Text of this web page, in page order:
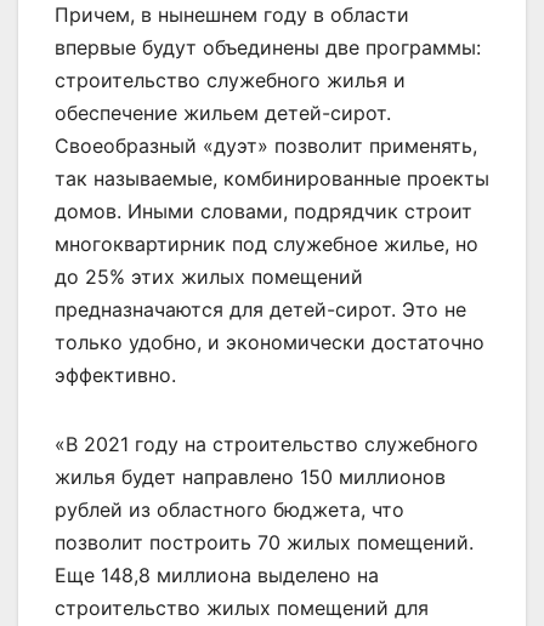
Причем, в нынешнем году в области
впервые будут объединены две программы:
строительство служебного жилья и
обеспечение жильем детей-сирот.
Своеобразный «дуэт» позволит применять,
так называемые, комбинированные проекты
домов. Иными словами, подрядчик строит
многоквартирник под служебное жилье, но
до 25% этих жилых помещений
предназначаются для детей-сирот. Это не
только удобно, и экономически достаточно
эффективно.
«В 2021 году на строительство служебного
жилья будет направлено 150 миллионов
рублей из областного бюджета, что
позволит построить 70 жилых помещений.
Еще 148,8 миллиона выделено на
строительство жилых помещений для